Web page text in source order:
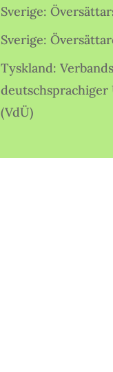
Sverige:
Sverige:
Tyskland: Verbands
deutschsprachiger
(VdÜ)